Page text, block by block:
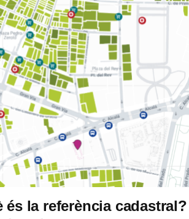
és la referència